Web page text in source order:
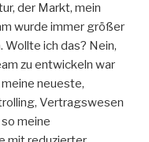
der Markt, mein
wurde immer größer
Wollte ich das? Nein,
zu entwickeln war
neueste,
Vertragswesen
meine